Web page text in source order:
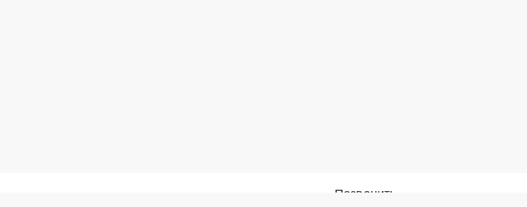
Позвонить